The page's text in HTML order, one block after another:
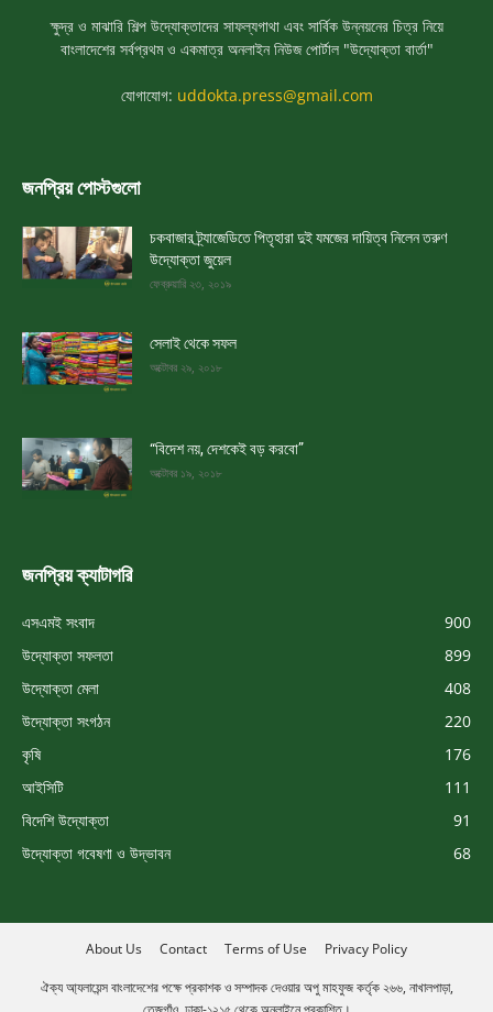
ক্ষুদ্র ও মাঝারি শিল্প উদ্যোক্তাদের সাফল্যগাথা এবং সার্বিক উন্নয়নের চিত্র নিয়ে
বাংলাদেশের সর্বপ্রথম ও একমাত্র অনলাইন নিউজ পোর্টাল "উদ্যোক্তা বার্তা"
যোগাযোগ: uddokta.press@gmail.com
জনপ্রিয় পোস্টগুলো
চকবাজার ট্র্যাজেডিতে পিতৃহারা দুই যমজের দায়িত্ব নিলেন তরুণ
উদ্যোক্তা জুয়েল
ফেব্রুয়ারি ২৩, ২০১৯
সেলাই থেকে সফল
অক্টোবর ২৯, ২০১৮
“বিদেশ নয়, দেশকেই বড় করবো”
অক্টোবর ১৯, ২০১৮
জনপ্রিয় ক্যাটাগরি
এসএমই সংবাদ
900
উদ্যোক্তা সফলতা
899
উদ্যোক্তা মেলা
408
উদ্যোক্তা সংগঠন
220
কৃষি
176
আইসিটি
111
বিদেশি উদ্যোক্তা
91
উদ্যোক্তা গবেষণা ও উদ্ভাবন
68
About Us Contact Terms of Use Privacy Policy
ঐক্য আ্যলায়েন্স বাংলাদেশের পক্ষে প্রকাশক ও সম্পাদক দেওয়ার অপু মাহফুজ কর্তৃক ২৬৬, নাখালপাড়া,